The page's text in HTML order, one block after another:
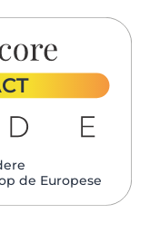
de Europese